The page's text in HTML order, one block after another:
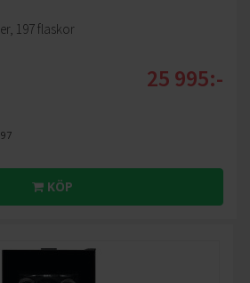
197 flaskor
25 995:-
KÖP